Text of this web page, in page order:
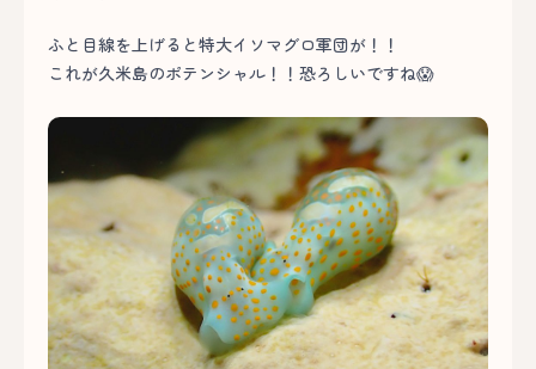
ふと目線を上げると特大イソマグロ軍団が！！
これが久米島のポテンシャル！！恐ろしいですね😱